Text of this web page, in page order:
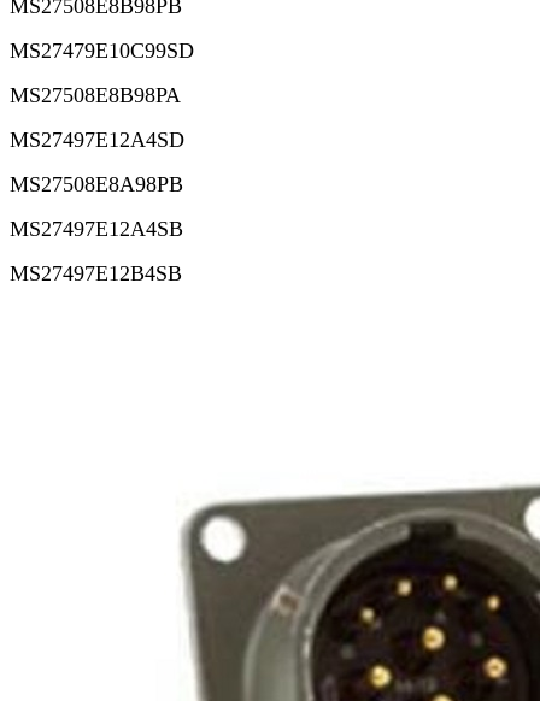
MS27508E8B98PB
MS27479E10C99SD
MS27508E8B98PA
MS27497E12A4SD
MS27508E8A98PB
MS27497E12A4SB
MS27497E12B4SB